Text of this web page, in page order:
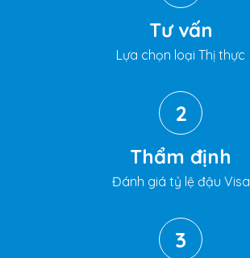
Tư vấn
Lựa chọn loại Thị thực
2
Thẩm định
Đánh giá tỷ lệ đậu Visa
3